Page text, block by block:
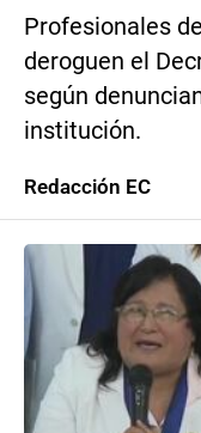
Profesionales
deroguen el
según
institución.
Redacción EC